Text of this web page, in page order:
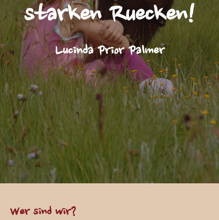
starken Ruecken!
Lucinda Prior Palmer
Wer sind wir?